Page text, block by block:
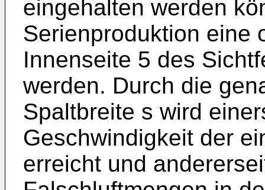
eingehalten werden
Serienproduktion eine
Innenseite 5 des
werden. Durch die
Spaltbreite s wird
Geschwindigkeit der
erreicht und